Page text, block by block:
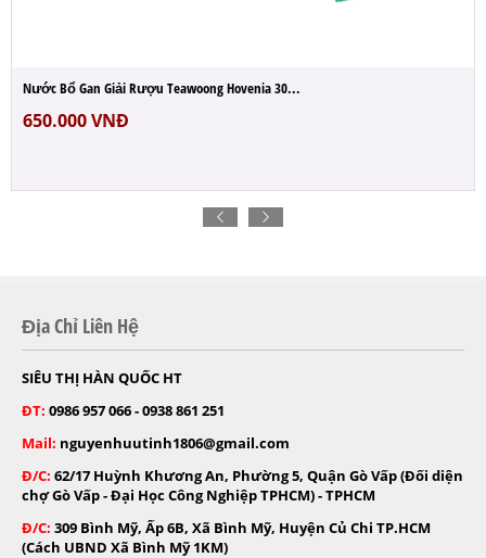
Nước Bổ Gan Giải Rượu Teawoong Hovenia 30...
650.000VNĐ
Địa Chỉ Liên Hệ
SIÊU THỊ HÀN QUỐC HT
ĐT: 0986 957 066 - 0938 861 251
Mail: nguyenhuutinh1806@gmail.com
Đ/C: 62/17 Huỳnh Khương An, Phường 5, Quận Gò Vấp (Đối diện
chợ Gò Vấp - Đại Học Công Nghiệp TPHCM) - TPHCM
Đ/C: 309 Bình Mỹ, Ấp 6B, Xã Bình Mỹ, Huyện Củ Chi TP.HCM
(Cách UBND Xã Bình Mỹ 1KM)